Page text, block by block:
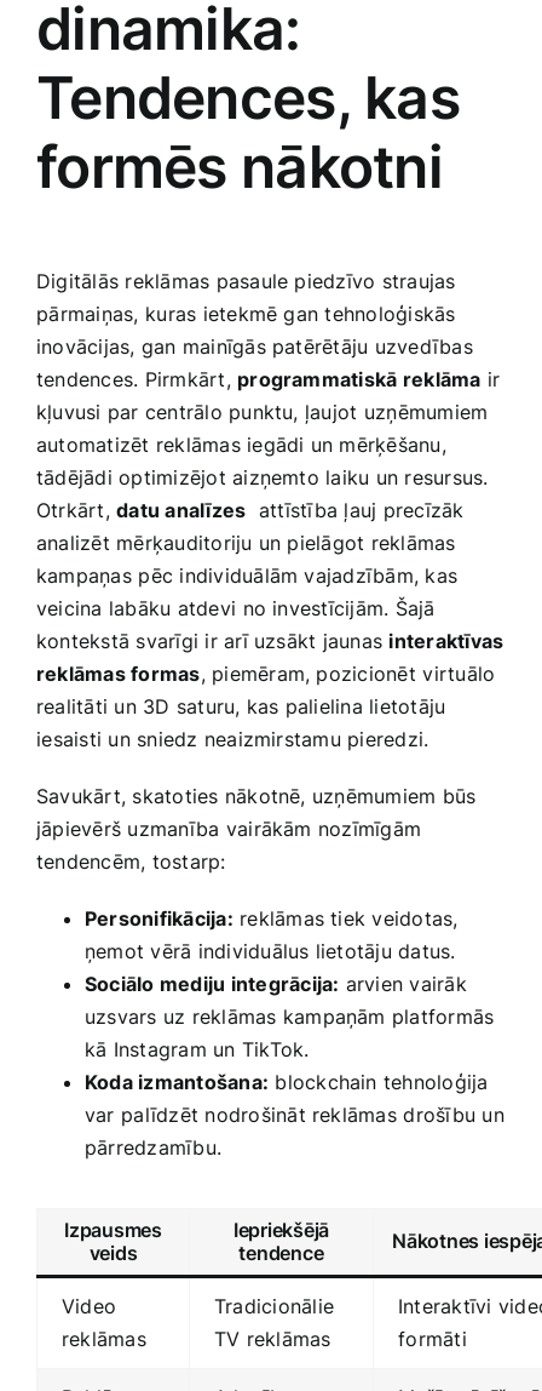
Preces birojam
Preces pieaugušajiem
Smaržas, kosmētika
Sports, tūrisms un atpūta
TV un Sadzīves tehnika
Zoo preces
dinamika:​
Tendences, kas
formēs nākotni
Digitālās reklāmas pasaule piedzīvo straujas
⁤pārmaiņas, ⁤kuras ietekmē gan tehnoloģiskās
inovācijas, gan mainīgās patērētāju uzvedības ​
tendences. Pirmkārt, programmatiskā ⁣reklāma ir
kļuvusi par centrālo punktu,‍ ļaujot ⁢uzņēmumiem
automatizēt reklāmas iegādi un mērķēšanu,
tādējādi‌ optimizējot aizņemto laiku un resursus.
Otrkārt,‌datu analīzes ⁣ attīstība ļauj​ precīzāk
analizēt mērķauditoriju ‌un pielāgot reklāmas
kampaņas ⁣pēc individuālām vajadzībām, kas
veicina‌ labāku atdevi⁤ no investīcijām. Šajā⁣
kontekstā svarīgi ir arī uzsākt jaunas interaktīvas
reklāmas ‌formas, piemēram, pozicionēt ⁤virtuālo⁤
realitāti un 3D saturu, kas palielina‍ lietotāju
⁣iesaisti un sniedz neaizmirstamu pieredzi.
Savukārt, skatoties nākotnē, uzņēmumiem būs
jāpievērš ‍uzmanība⁤ vairākām nozīmīgām
tendencēm, tostarp:
Personifikācija: reklāmas tiek ‍veidotas,
ņemot vērā individuālus lietotāju datus.
Sociālo mediju integrācija: arvien vairāk
uzsvars uz reklāmas kampaņām platformās​
kā Instagram un TikTok.
Koda izmantošana: ​blockchain tehnoloģija ​
var⁤ palīdzēt nodrošināt reklāmas⁢ drošību un
pārredzamību.
Izpausmes​
veids
Iepriekšējā
tendence
Nākotnes
Video
reklāmas
Tradicionālie‌
TV reklāmas
Interaktīvi
⁤formāti